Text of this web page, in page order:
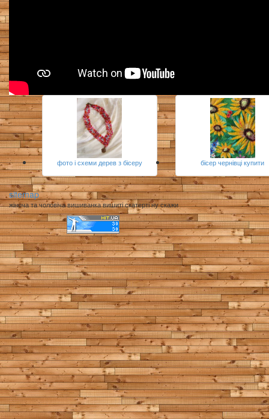
фото і схеми дерев з бісеру бісер чернівці купити
sitemap
жіноча та чоловіча вишиванка вишиті скатерті ну скажи